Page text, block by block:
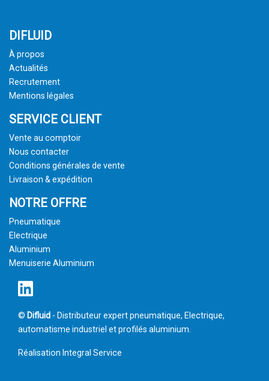
DIFLUID
À propos
Actualités
Recrutement
Mentions légales
SERVICE CLIENT
Vente au comptoir
Nous contacter
Conditions générales de vente
Livraison & expédition
NOTRE OFFRE
Pneumatique
Electrique
Aluminium
Menuiserie Aluminium
© Difluid - Distributeur expert pneumatique, Electrique,
automatisme industriel et profilés aluminium.
Réalisation Integral Service